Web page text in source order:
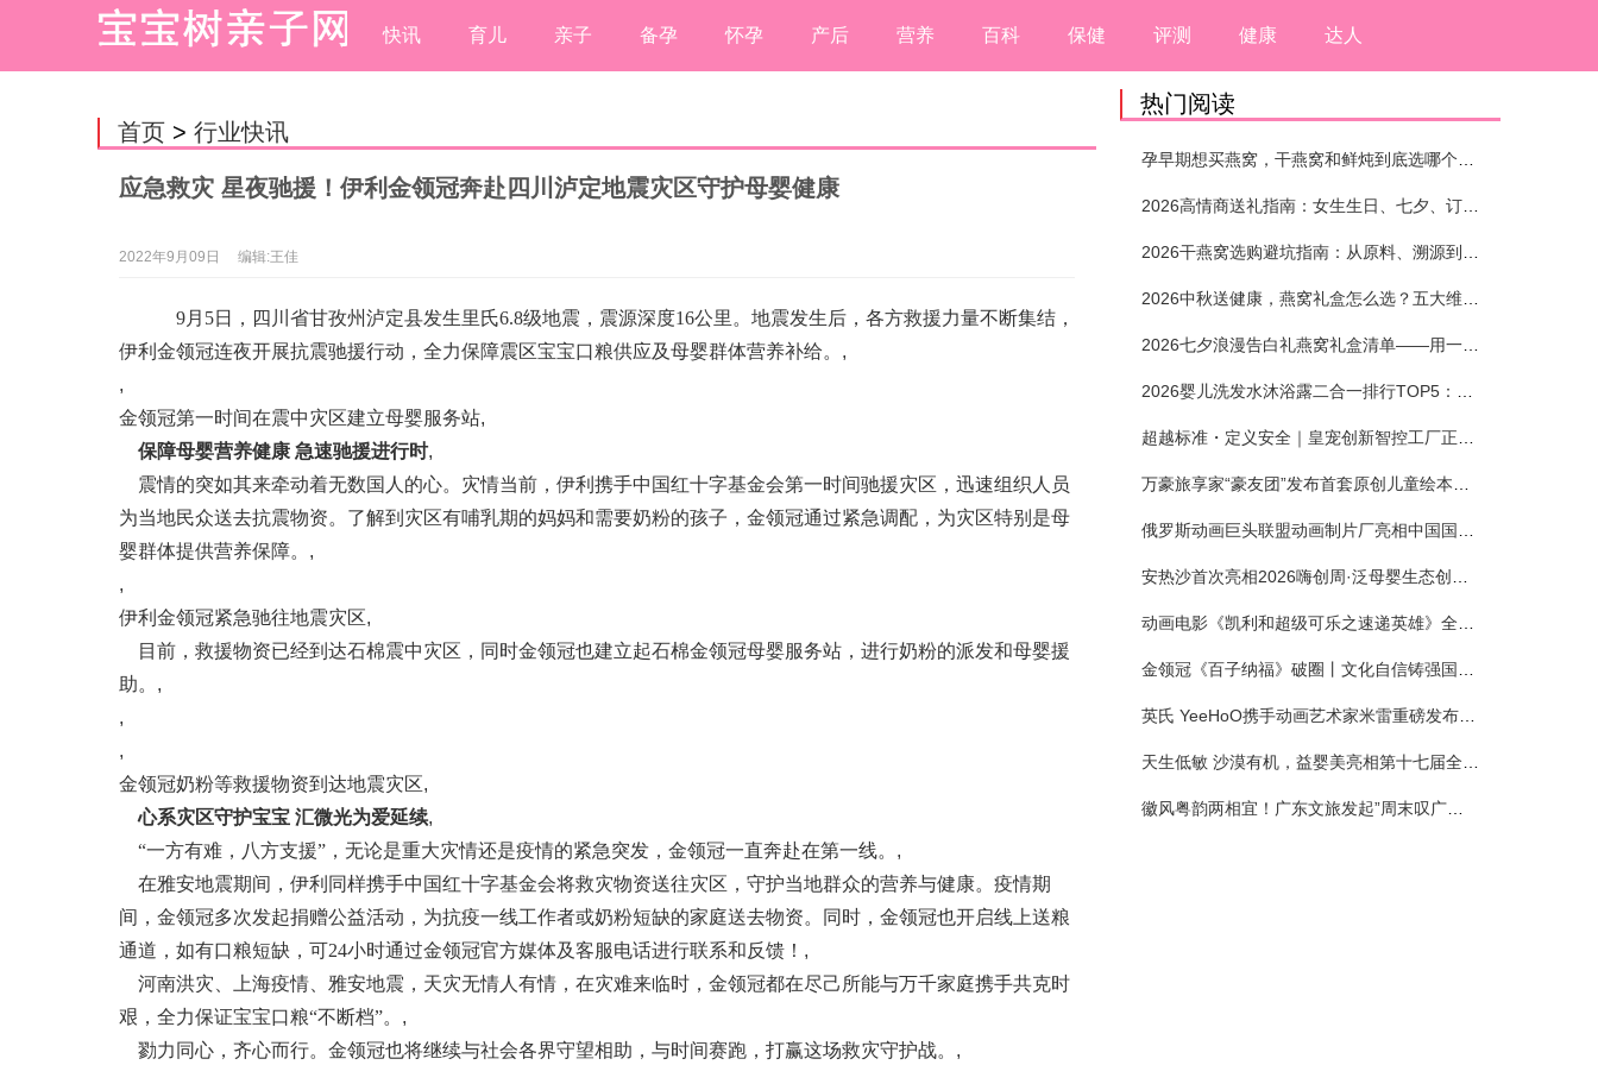
快讯 育儿 亲子 备孕 怀孕 产后 营养 百科 保健 评测 健康 达人
首页 > 行业快讯
应急救灾 星夜驰援！伊利金领冠奔赴四川泸定地震灾区守护母婴健康
2022年9月09日 编辑:王佳
9月5日，四川省甘孜州泸定县发生里氏6.8级地震，震源深度16公里。地震发生后，各方救援力量不断集结，
伊利金领冠连夜开展抗震驰援行动，全力保障震区宝宝口粮供应及母婴群体营养补给。 ,
,
金领冠第一时间在震中灾区建立母婴服务站,
保障母婴营养健康 急速驰援进行时,
震情的突如其来牵动着无数国人的心。灾情当前，伊利携手中国红十字基金会第一时间驰援灾区，迅速组织人员
为当地民众送去抗震物资。了解到灾区有哺乳期的妈妈和需要奶粉的孩子，金领冠通过紧急调配，为灾区特别是母
婴群体提供营养保障。 ,
,
伊利金领冠紧急驰往地震灾区,
目前，救援物资已经到达石棉震中灾区，同时金领冠也建立起石棉金领冠母婴服务站，进行奶粉的派发和母婴援
助。 ,
,
,
金领冠奶粉等救援物资到达地震灾区,
心系灾区守护宝宝 汇微光为爱延续,
“一方有难，八方支援”，无论是重大灾情还是疫情的紧急突发，金领冠一直奔赴在第一线。 ,
在雅安地震期间，伊利同样携手中国红十字基金会将救灾物资送往灾区，守护当地群众的营养与健康。疫情期
间，金领冠多次发起捐赠公益活动，为抗疫一线工作者或奶粉短缺的家庭送去物资。同时，金领冠也开启线上送粮
通道，如有口粮短缺，可24小时通过金领冠官方媒体及客服电话进行联系和反馈！ ,
河南洪灾、上海疫情、雅安地震，天灾无情人有情，在灾难来临时，金领冠都在尽己所能与万千家庭携手共克时
艰，全力保证宝宝口粮“不断档”。 ,
勠力同心，齐心而行。金领冠也将继续与社会各界守望相助，与时间赛跑，打赢这场救灾守护战。 ,
热门阅读